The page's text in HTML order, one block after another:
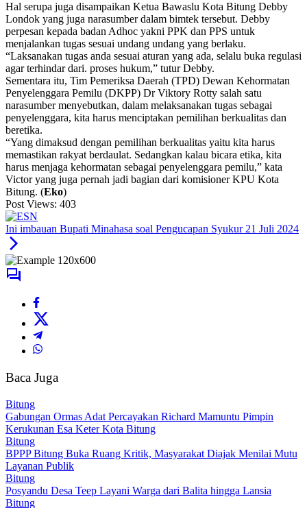
Hal serupa juga disampaikan Ketua Bawaslu Kota Bitung Debby
Londok yang juga narasumber dalam bimtek tersebut. Debby
perpesan kepada badan Adhoc yakni PPK dan PPS untuk
menjalankan tugas sesuai undang undang yang berlaku.
“Laksanakan tugas anda sesuai aturan yang ada, selalu buka regulasi
agar terhindar dari. proses hukum,” tutur Debby.
Sementara itu, Tim Pemeriksa Daerah (TPD) Dewan Kehormatan
Penyelenggara Pemilu (DKPP) Dr Viktory Rotty salah satu
narasumber menyebutkan, dalam melaksanakan tugas sebagai
penyelenggara, kita harus menciptakan pemilihan berkualitas dan
beretika.
“Yang dimaksud dengan pemilihan berkualitas yaitu kita harus
memastikan rakyat berdaulat. Sedangkan kalau bicara etika, kita
harus menjaga kehormatan sebagai penyelenggara pemilu,” kata
Victor yang juga pernah jadi bagian dari komisioner KPU Kota
Bitung. (Eko)
Post Views: 403
Ini imbauan Bupati Minahasa soal Pengucapan Syukur 21 Juli 2024
Baca Juga
Bitung
Gabungan Ormas Adat Percayakan Richard Mamuntu Pimpin
Kerukunan Esa Keter Kota Bitung
Bitung
BPPP Bitung Buka Ruang Kritik, Masyarakat Diajak Menilai Mutu
Layanan Publik
Bitung
Posyandu Desa Teep Layani Warga dari Balita hingga Lansia
Bitung